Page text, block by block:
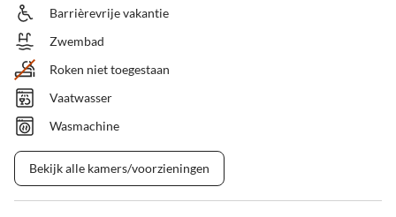
Barrièrevrije vakantie
Zwembad
Roken niet toegestaan
Vaatwasser
Wasmachine
Bekijk alle kamers/voorzieningen